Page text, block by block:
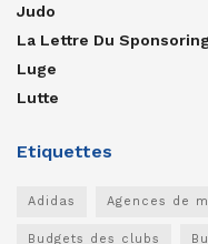
Judo
La Lettre Du Sponsoring
Luge
Lutte
Etiquettes
Adidas Agences de
Budgets des clubs